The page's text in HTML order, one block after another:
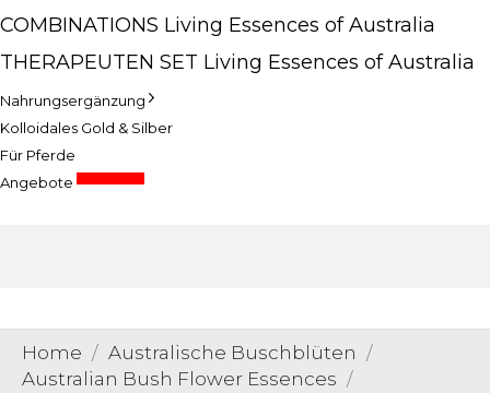
COMBINATIONS Living Essences of Australia
THERAPEUTEN SET Living Essences of Australia
Nahrungsergänzung
Kolloidales Gold & Silber
Für Pferde
Angebote
Home
Australische Buschblüten
Australian Bush Flower Essences